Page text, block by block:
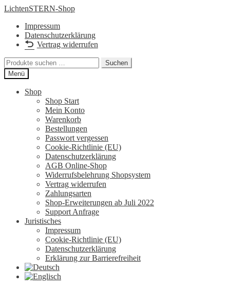
Zur
springen
Zum
springen
LichtenSTERN-Shop
Impressum
Datenschutzerklärung
Vertrag widerrufen
Suchen
nach:
Suchen
Menü
Shop
Shop Start
Mein Konto
Warenkorb
Bestellungen
Passwort vergessen
Cookie-Richtlinie (EU)
Datenschutzerklärung
AGB Online-Shop
Widerrufsbelehrung Shopsystem
Vertrag widerrufen
Zahlungsarten
Shop-Erweiterungen ab Juli 2022
Support Anfrage
Juristisches
Impressum
Cookie-Richtlinie (EU)
Datenschutzerklärung
Erklärung zur Barrierefreiheit